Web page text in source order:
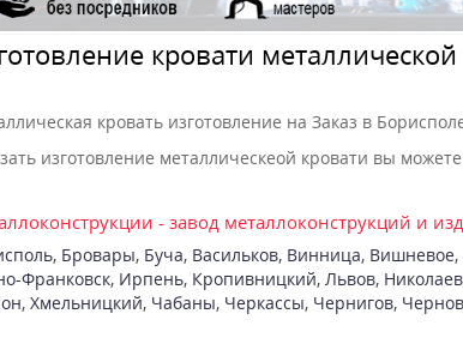
кровати металлической
кровать изготовление на Заказ в
изготовление металлическеой кровати вы
- завод металлоконструкций и
, Бровары, Буча, Васильков, Винница, Вишневое,
Франковск, Ирпень, Кропивницкий, Львов, Николаев
, Хмельницкий, Чабаны, Черкассы, Чернигов,